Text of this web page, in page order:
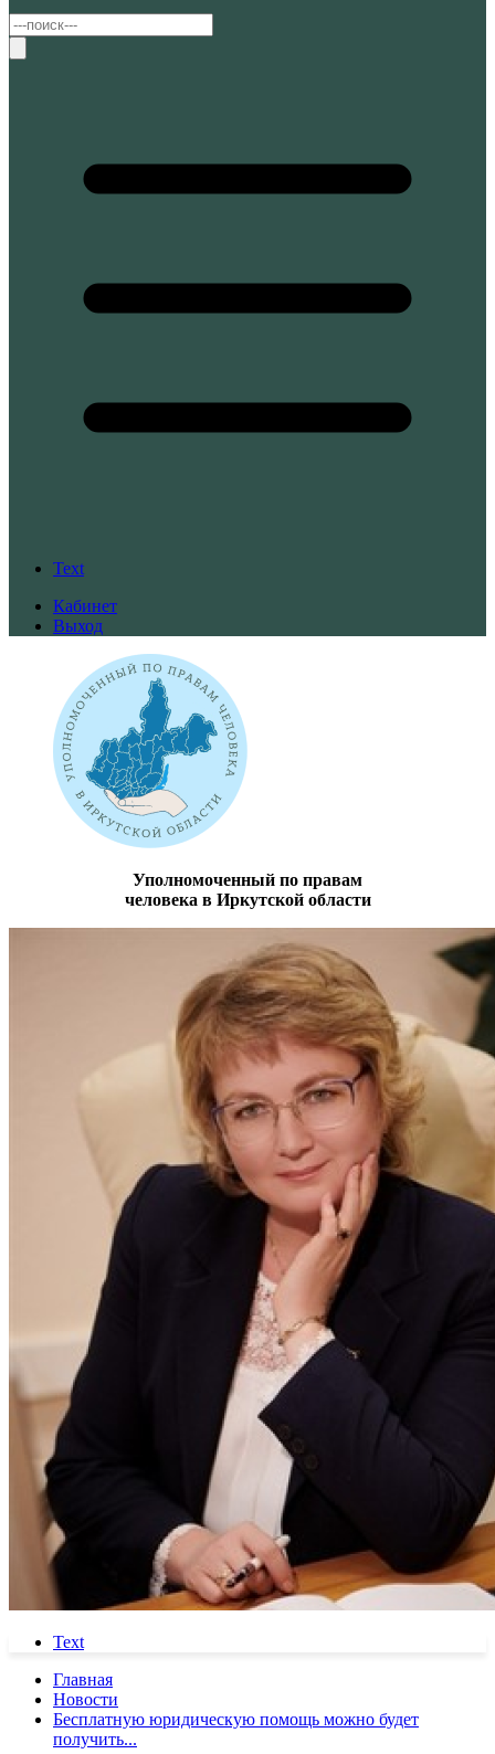
Text
Кабинет
Выход
Уполномоченный по правам
человека в Иркутской области
Text
Главная
Новости
Бесплатную юридическую помощь можно будет
получить...